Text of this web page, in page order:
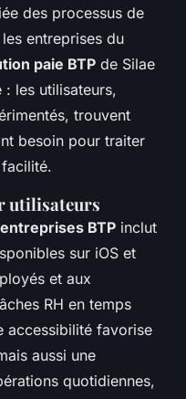
des processus de
entreprises du
paie BTP de Silae
les utilisateurs,
trouvent
besoin pour traiter
utilisateurs
BTP inclut
sur iOS et
et aux
RH en temps
accessibilité favorise
aussi une
quotidiennes,